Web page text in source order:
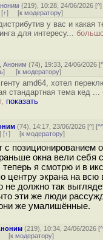
(219), 10:28, 24/06/2026 [^]
[↑] [к модератору]
у вас и какая
для интересу...
,Аноним (74), 19:33, 24/06/2026 [
] [к модератору]
amd64, хотел
стандартная тема кед ...
показать
(74), 14:17, 23/06/2026 [^] [
] [↑] [к модератору]
позиционированием
окна вели себя
теперь я смотрю и в
центру экрана на всю
не должно так
эти же люди
же умалишённые.
(219), 10:34, 24/06/2026 [^
[к модератору]